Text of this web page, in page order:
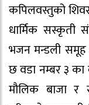
कपिलवस्तुको
धार्मिक सस्कृती
भजन मन्डली समूह
छ वडा नम्बर ३
मौलिक बाजा र